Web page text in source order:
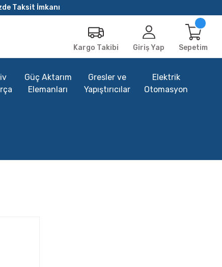
Taksit İmkanı
Kargo Takibi Giriş Yap Sepetim
Güç Aktarım
Elemanları
Gresler ve
Yapıştırıcılar
Elektrik
Otomasyon